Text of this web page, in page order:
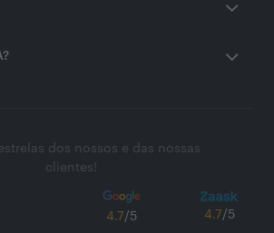
dos nossos e das nossas
clientes!
4.7/5 4.7/5